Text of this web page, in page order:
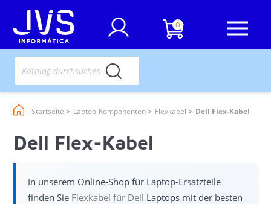
0
Startseite Laptop-Komponenten Flexkabel Dell Flex-Kabel
Dell Flex-Kabel
In unserem Online-Shop für Laptop-Ersatzteile
finden Sie Flexkabel für Dell Laptops mit der besten